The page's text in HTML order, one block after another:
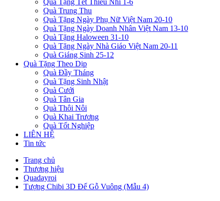
Qùa Tặng Tết Thiếu Nhi 1-6
Quà Trung Thu
Quà Tặng Ngày Phụ Nữ Việt Nam 20-10
Quà Tặng Ngày Doanh Nhân Việt Nam 13-10
Quà Tặng Haloween 31-10
Quà Tặng Ngày Nhà Giáo Việt Nam 20-11
Quà Giáng Sinh 25-12
Quà Tặng Theo Dịp
Quà Đầy Tháng
Quà Tặng Sinh Nhật
Quà Cưới
Quà Tân Gia
Quà Thôi Nôi
Quà Khai Trương
Quà Tốt Nghiệp
LIÊN HỆ
Tin tức
Trang chủ
Thương hiệu
Quadayroi
Tượng Chibi 3D Đế Gỗ Vuông (Mẫu 4)